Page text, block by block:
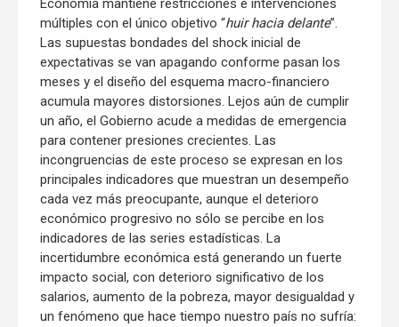
Economía mantiene restricciones e intervenciones
múltiples con el único objetivo “huir hacia delante”.
Las supuestas bondades del shock inicial de
expectativas se van apagando conforme pasan los
meses y el diseño del esquema macro-financiero
acumula mayores distorsiones. Lejos aún de cumplir
un año, el Gobierno acude a medidas de emergencia
para contener presiones crecientes. Las
incongruencias de este proceso se expresan en los
principales indicadores que muestran un desempeño
cada vez más preocupante, aunque el deterioro
económico progresivo no sólo se percibe en los
indicadores de las series estadísticas. La
incertidumbre económica está generando un fuerte
impacto social, con deterioro significativo de los
salarios, aumento de la pobreza, mayor desigualdad y
un fenómeno que hace tiempo nuestro país no sufría: